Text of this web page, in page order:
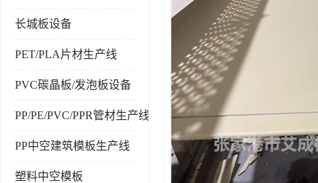
长城板设备
PET/PLA片材生产线
PVC碳晶板/发泡板设备
PP/PE/PVC/PPR管材生产线
PP中空建筑模板生产线
塑料中空模板